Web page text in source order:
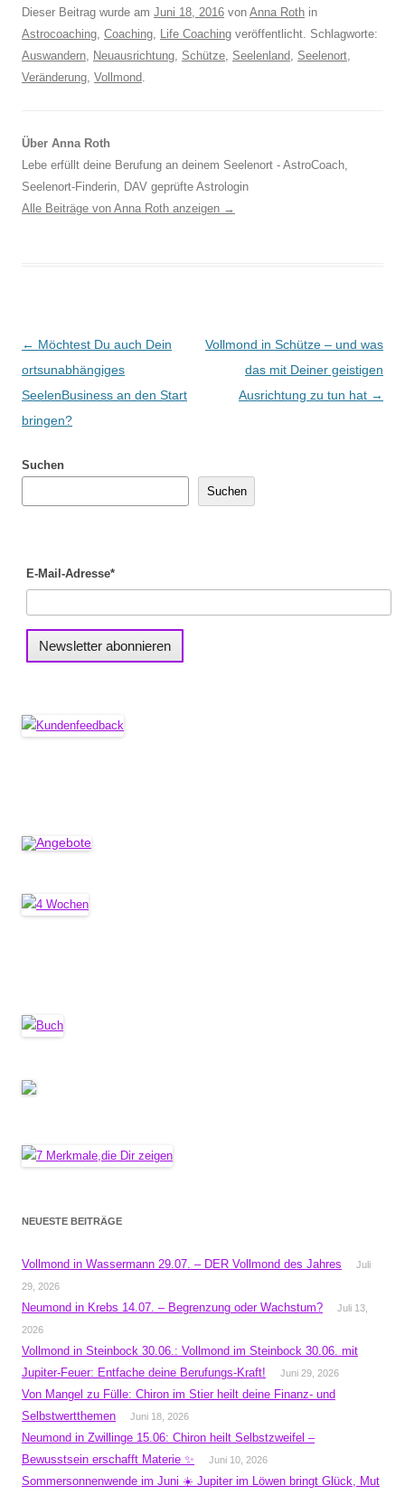
Dieser Beitrag wurde am Juni 18, 2016 von Anna Roth in
Astrocoaching, Coaching, Life Coaching veröffentlicht. Schlagworte:
Auswandern, Neuausrichtung, Schütze, Seelenland, Seelenort,
Veränderung, Vollmond.
Über Anna Roth
Lebe erfüllt deine Berufung an deinem Seelenort - AstroCoach,
Seelenort-Finderin, DAV geprüfte Astrologin
Alle Beiträge von Anna Roth anzeigen →
Beitragsnavigation
← Möchtest Du auch Dein
ortsunabhängiges
SeelenBusiness an den Start
bringen?
Vollmond in Schütze – und was
das mit Deiner geistigen
Ausrichtung zu tun hat →
Suchen
Suchen
E-Mail-Adresse*
NEUESTE BEITRÄGE
Vollmond in Wassermann 29.07. – DER Vollmond des Jahres
Juli
29, 2026
Neumond in Krebs 14.07. – Begrenzung oder Wachstum?
Juli 13,
2026
Vollmond in Steinbock 30.06.: Vollmond im Steinbock 30.06. mit
Jupiter-Feuer: Entfache deine Berufungs-Kraft!
Juni 29, 2026
Von Mangel zu Fülle: Chiron im Stier heilt deine Finanz- und
Selbstwertthemen
Juni 18, 2026
Neumond in Zwillinge 15.06: Chiron heilt Selbstzweifel –
Bewusstsein erschafft Materie ✨
Juni 10, 2026
Sommersonnenwende im Juni ☀️ Jupiter im Löwen bringt Glück, Mut